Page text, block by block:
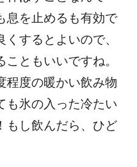
息を止めるも有効で
するとよいので、
ともいいですね。
程度の暖かい飲み物
も氷の入った冷たい
もし飲んだら、ひど